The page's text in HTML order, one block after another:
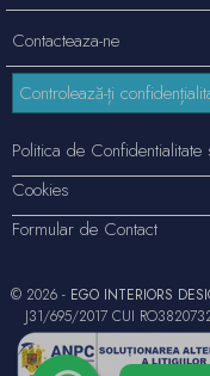
Contacteaza-ne
Controlează-ți
Politica de
Cookies
Formular de Contact
© 2026 - EGO INTERIORS
J31/695/2017 CUI